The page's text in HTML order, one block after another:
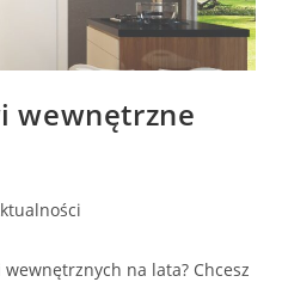
wewnętrzne
na lata? Chcesz